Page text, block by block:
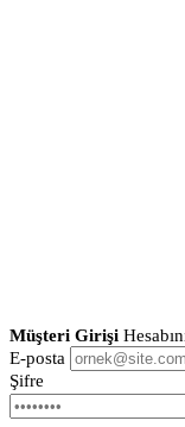
Müşteri Girişi
E-posta
Şifre